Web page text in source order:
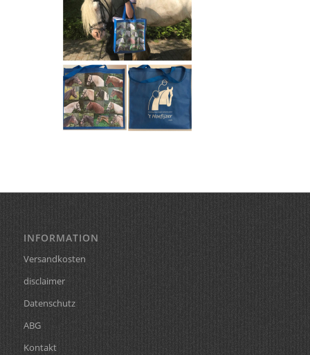
INFORMATION
Versandkosten
disclaimer
Datenschutz
ABG
Kontakt